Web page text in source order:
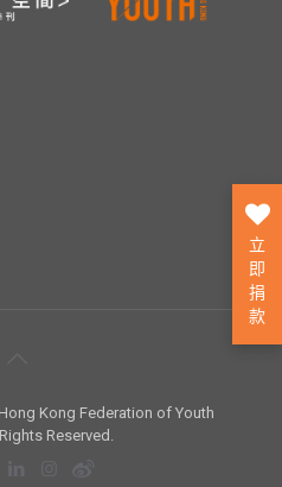
Kong Federation of Youth
Reserved.
立
即
捐
款